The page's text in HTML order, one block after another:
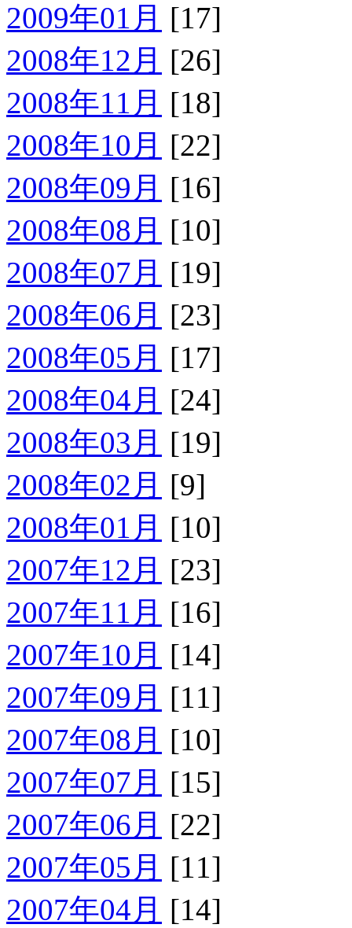
2009年01月 [17]
2008年12月 [26]
2008年11月 [18]
2008年10月 [22]
2008年09月 [16]
2008年08月 [10]
2008年07月 [19]
2008年06月 [23]
2008年05月 [17]
2008年04月 [24]
2008年03月 [19]
2008年02月 [9]
2008年01月 [10]
2007年12月 [23]
2007年11月 [16]
2007年10月 [14]
2007年09月 [11]
2007年08月 [10]
2007年07月 [15]
2007年06月 [22]
2007年05月 [11]
2007年04月 [14]